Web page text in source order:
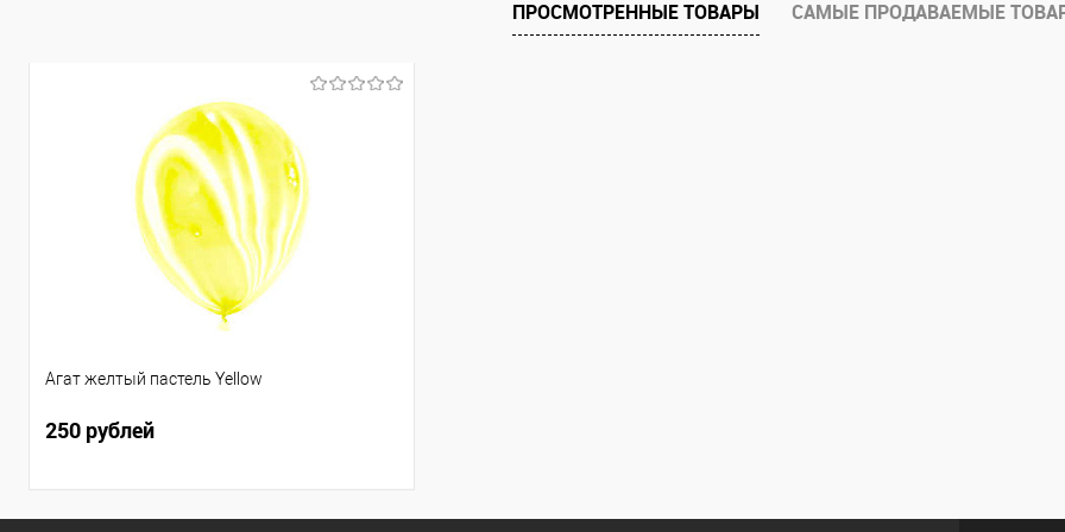
ПРОСМОТРЕННЫЕ ТОВАРЫ САМЫЕ ПРОДАВАЕМЫЕ
Агат желтый пастель Yellow
250 рублей